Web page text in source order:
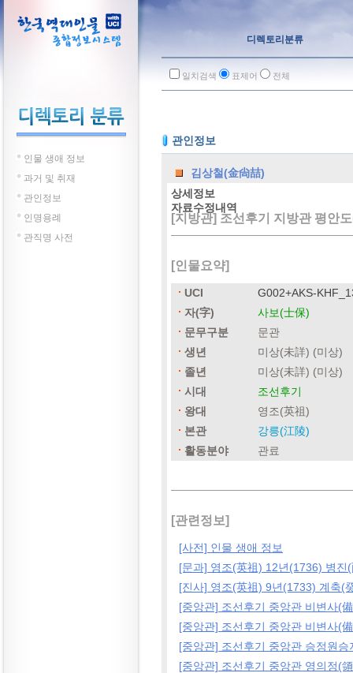
인물 생애 정보
과거 및 취재
관인정보
인명용례
관직명 사전
디렉토리분류
일치검색 표제어 전체
관인정보
김상철(金尙喆)
상세정보
자료수정내역
[지방관] 조선후기 지방관 평안
[인물요약]
UCI
G002+AKS-
자(字)
사보(士保)
문무구분
문관
생년
미상(未詳) (미상)
졸년
미상(未詳) (미상)
시대
조선후기
왕대
영조(英祖)
본관
강릉(江陵)
활동분야
관료
[관련정보]
[사전] 인물 생애 정보
[문과] 영조(英祖) 12년(1736) 병
[진사] 영조(英祖) 9년(1733) 계축(
[중앙관] 조선후기 중앙관 비변사(
[중앙관] 조선후기 중앙관 비변사(
[중앙관] 조선후기 중앙관 승정원
[중앙관] 조선후기 중앙관 영의정(